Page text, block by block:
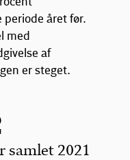
året før.
med
af
er steget.
2021